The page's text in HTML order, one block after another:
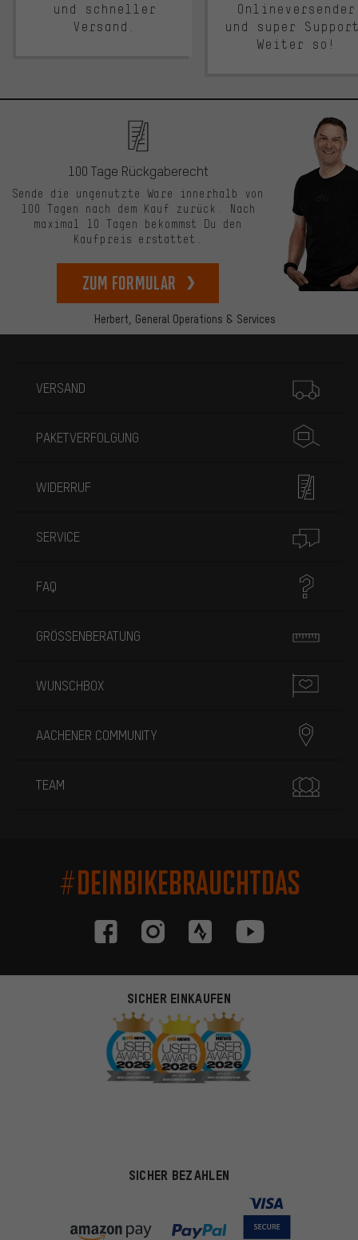
und schneller
Versand.
Onlineversender
und super
Weiter so!
Herbert, General Operations & Services
100 Tage Rückgaberecht
Sende die ungenutzte Ware innerhalb von
100 Tagen nach dem Kauf zurück. Nach
maximal 10 Tagen bekommst Du den
Kaufpreis erstattet.
zum Formular
VERSAND
PAKETVERFOLGUNG
WIDERRUF
SERVICE
FAQ
GRÖSSENBERATUNG
WUNSCHBOX
AACHENER COMMUNITY
TEAM
#DEINBIKEBRAUCHTDAS
SICHER EINKAUFEN
SICHER BEZAHLEN